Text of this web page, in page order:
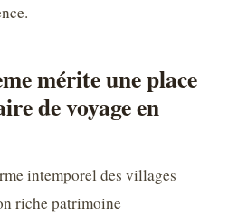
mérite une place
de voyage en
intemporel des villages
riche patrimoine